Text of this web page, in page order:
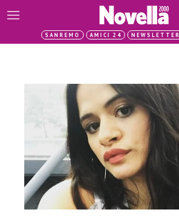
SANREMO AMICI 24 NEWSLETTER